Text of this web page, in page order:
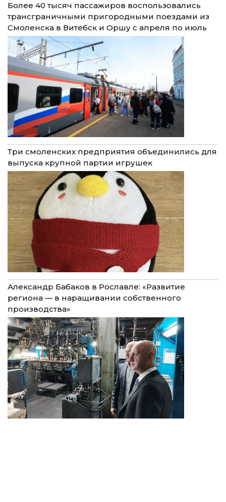
Более 40 тысяч пассажиров воспользовались
трансграничными пригородными поездами из
Смоленска в Витебск и Оршу с апреля по июль
Три смоленских предприятия объединились для
выпуска крупной партии игрушек
Александр Бабаков в Рославле: «Развитие
региона — в наращивании собственного
производства»